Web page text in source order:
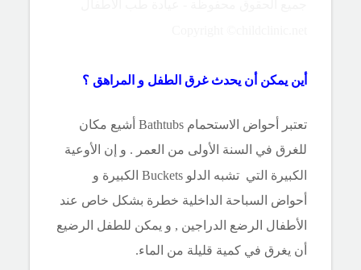
أين يمكن أن يحدث غرق الطفل و المراهق ؟
تعتبر أحواض الاستحمامBathtubs أشيع مكان
للغرق في السنة الأولى من العمر . و إن الأوعية
الكبيرة التي تشبه الدلوBuckets الكبيرة و
أحواض السباحة الداخلية خطرة بشكل خاص عند
الأطفال الرضع الدراجين , و يمكن للطفل الرضيع
أن يغرق في كمية قليلة من الماء.